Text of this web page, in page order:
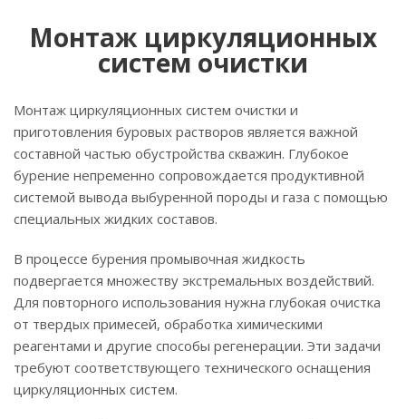
Монтаж циркуляционных
систем очистки
Монтаж циркуляционных систем очистки и
приготовления буровых растворов является важной
составной частью обустройства скважин. Глубокое
бурение непременно сопровождается продуктивной
системой вывода выбуренной породы и газа с помощью
специальных жидких составов.
В процессе бурения промывочная жидкость
подвергается множеству экстремальных воздействий.
Для повторного использования нужна глубокая очистка
от твердых примесей, обработка химическими
реагентами и другие способы регенерации. Эти задачи
требуют соответствующего технического оснащения
циркуляционных систем.